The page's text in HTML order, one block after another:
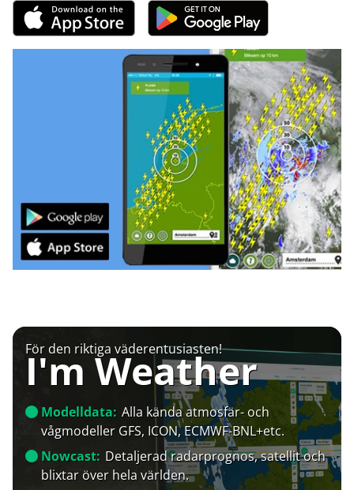
För den riktiga väderentusiasten!
I'm Weather
Modelldata: Alla kända atmosfär- och
vågmodeller GFS, ICON, ECMWF-BNL+etc.
Nowcast: Detaljerad radarprognos, satellit och
blixtar över hela världen.